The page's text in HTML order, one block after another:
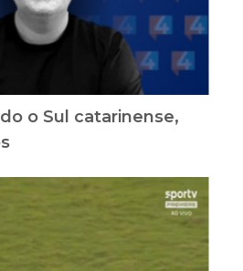
o Sul catarinense,